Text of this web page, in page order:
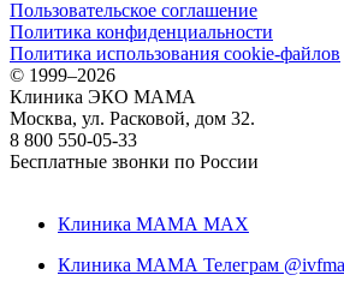
Пользовательское соглашение
Политика конфиденциальности
Политика использования cookie-файлов
© 1999–2026
Клиника ЭКО МАМА
Москва, ул. Расковой, дом 32.
8 800 550-05-33
Бесплатные звонки по России
Клиника МАМА MAX
Клиника МАМА Телеграм